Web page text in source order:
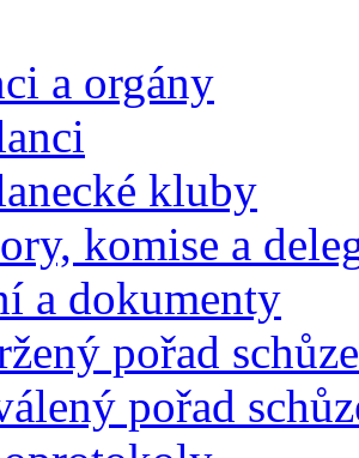
a orgány
kluby
komise a
a dokumenty
pořad schůze
pořad